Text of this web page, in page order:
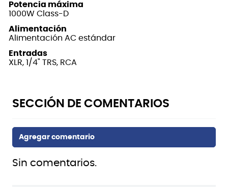
Potencia máxima
1000W Class-D
Alimentación
Alimentación AC estándar
Entradas
XLR, 1/4" TRS, RCA
Sin comentarios.